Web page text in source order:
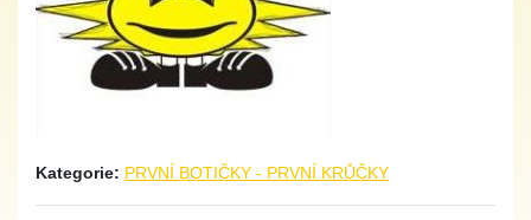
Kategorie: PRVNÍ BOTIČKY - PRVNÍ KRŮČKY